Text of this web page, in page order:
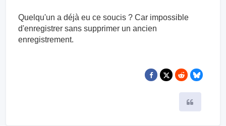
Quelqu'un a déjà eu ce soucis ? Car impossible
d'enregistrer sans supprimer un ancien
enregistrement.